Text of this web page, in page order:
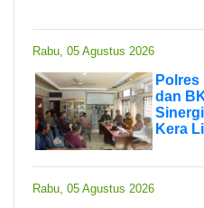
Rabu, 05 Agustus 2026
Polres
dan
Kera
Rabu, 05 Agustus 2026